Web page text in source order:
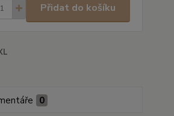
Přidat do košíku
0